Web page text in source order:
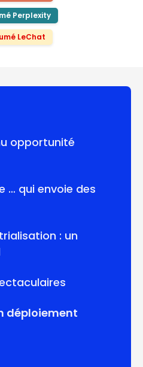
Perplexity
LeChat
opportunité
… qui envoie des
: un
déploiement